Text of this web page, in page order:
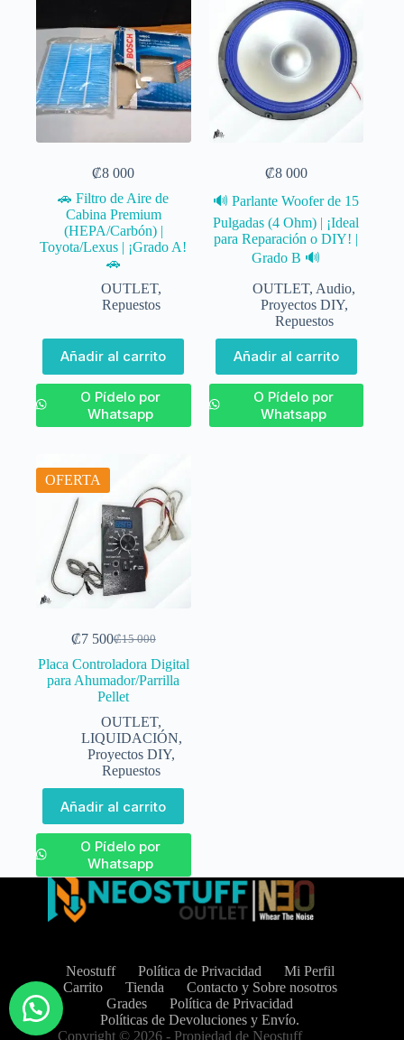
₡8 000
🚗 Filtro de Aire de
Cabina Premium
(HEPA/Carbón) |
Toyota/Lexus | ¡Grado A!
🚗
OUTLET,
Repuestos
Añadir al carrito
O Pídelo por
Whatsapp
₡8 000
🔊 Parlante Woofer de 15
Pulgadas (4 Ohm) | ¡Ideal
para Reparación o DIY! |
Grado B 🔊
OUTLET, Audio,
Proyectos DIY,
Repuestos
Añadir al carrito
O Pídelo por
Whatsapp
OFERTA
₡15 000
₡7 500
Placa Controladora Digital
para Ahumador/Parrilla
Pellet
OUTLET,
LIQUIDACIÓN,
Proyectos DIY,
Repuestos
Añadir al carrito
O Pídelo por
Whatsapp
Neostuff Política de Privacidad
Mi Perfil
Carrito
Tienda
Contacto y Sobre nosotros
Grades
Política de Privacidad
Políticas de Devoluciones y Envío.
Copyright © 2026 - Propiedad de Neostuff